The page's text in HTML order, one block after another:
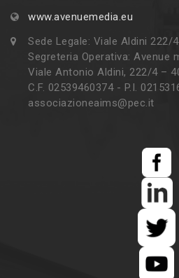
www.avenuemedia.eu
Sede Legale: Viale Aldini 222/
Segreteria Operativa: Avenue
Viale Antonio Aldini, 222/4 –
C.F. 02539460374 - P.I.
associazioneaims@pec.it